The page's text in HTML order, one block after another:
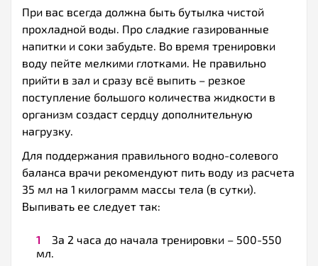
При вас всегда должна быть бутылка чистой
прохладной воды. Про сладкие газированные
напитки и соки забудьте. Во время тренировки
воду пейте мелкими глотками. Не правильно
прийти в зал и сразу всё выпить – резкое
поступление большого количества жидкости в
организм создаст сердцу дополнительную
нагрузку.
Для поддержания правильного водно-солевого
баланса врачи рекомендуют пить воду из расчета
35 мл на 1 килограмм массы тела (в сутки).
Выпивать ее следует так:
За 2 часа до начала тренировки – 500-550
мл.